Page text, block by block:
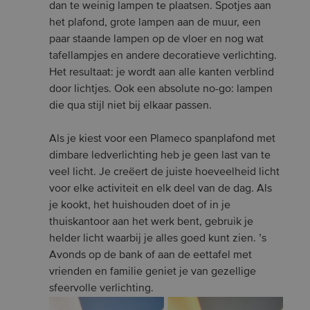
dan te weinig lampen te plaatsen. Spotjes aan
het plafond, grote lampen aan de muur, een
paar staande lampen op de vloer en nog wat
tafellampjes en andere decoratieve verlichting.
Het resultaat: je wordt aan alle kanten verblind
door lichtjes. Ook een absolute no-go: lampen
die qua stijl niet bij elkaar passen.
Als je kiest voor een Plameco spanplafond met
dimbare ledverlichting heb je geen last van te
veel licht. Je creëert de juiste hoeveelheid licht
voor elke activiteit en elk deel van de dag. Als
je kookt, het huishouden doet of in je
thuiskantoor aan het werk bent, gebruik je
helder licht waarbij je alles goed kunt zien. ’s
Avonds op de bank of aan de eettafel met
vrienden en familie geniet je van gezellige
sfeervolle verlichting.